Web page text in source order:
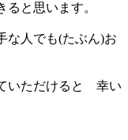
と思います。
人でも(たぶん)お
いただけると 幸い